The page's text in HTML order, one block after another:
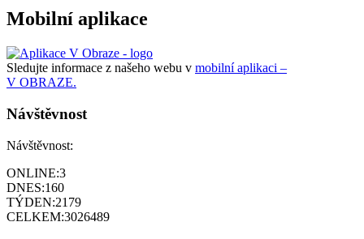
Mobilní aplikace
Sledujte informace z našeho webu v mobilní aplikaci –
V OBRAZE.
Návštěvnost
Návštěvnost:
ONLINE:3
DNES:160
TÝDEN:2179
CELKEM:3026489